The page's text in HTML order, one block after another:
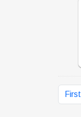
First